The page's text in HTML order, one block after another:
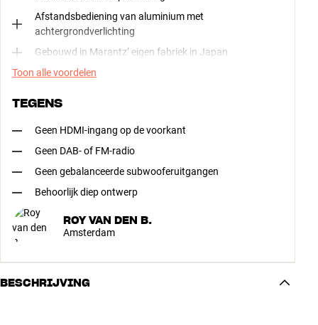
Afstandsbediening van aluminium met
achtergrondverlichting
Gebouwd in Marantz’ eigen fabriek in Japan
Toon alle voordelen
TEGENS
Geen HDMI-ingang op de voorkant
Geen DAB- of FM-radio
Geen gebalanceerde subwooferuitgangen
Behoorlijk diep ontwerp
ROY VAN DEN B.
Amsterdam
BESCHRIJVING